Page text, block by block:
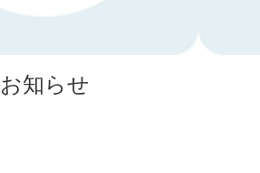
お知らせ